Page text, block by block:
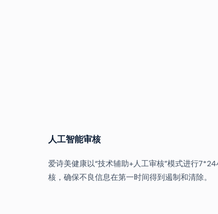
人工智能审核
爱诗美健康以“技术辅助+人工审核”模式进行
核，确保不良信息在第一时间得到遏制和清除。